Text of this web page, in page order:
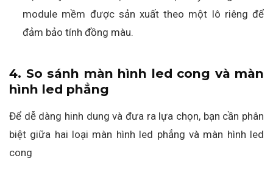
module mềm được sản xuất theo một lô riêng để
đảm bảo tính đồng màu.
4. So sánh màn hình led cong và màn
hình led phẳng
Để dễ dàng hinh dung và đưa ra lựa chọn, bạn cần phân
biệt giữa hai loại màn hình led phẳng và màn hình led
cong